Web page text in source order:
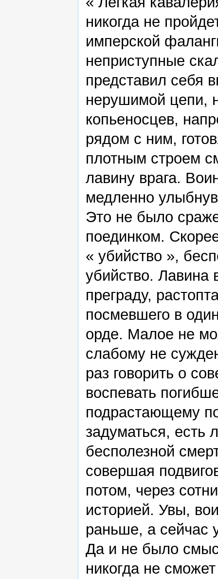
никогда не
имперской
неприступные
представил себя
нерушимой цепи,
копьеносцев,
рядом с ним,
плотным строем
лавину врага.
медленно
Это не было
поединком.
« убийство »,
убийство. Лавина
преграду,
посмевшего в
орде. Малое не
слабому не
раз говорить о
воспевать
подрастающему
задуматься, есть
бесполезной
совершая
потом, через
историей. Увы,
раньше, а сейчас
Да и не было
никогда не